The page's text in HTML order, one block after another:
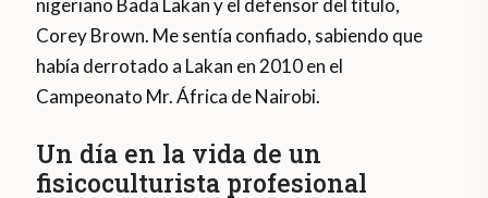
nigeriano Bada Lakan y el defensor del título,
Corey Brown. Me sentía confiado, sabiendo que
había derrotado a Lakan en 2010 en el
Campeonato Mr. África de Nairobi.
Un día en la vida de un
fisicoculturista profesional